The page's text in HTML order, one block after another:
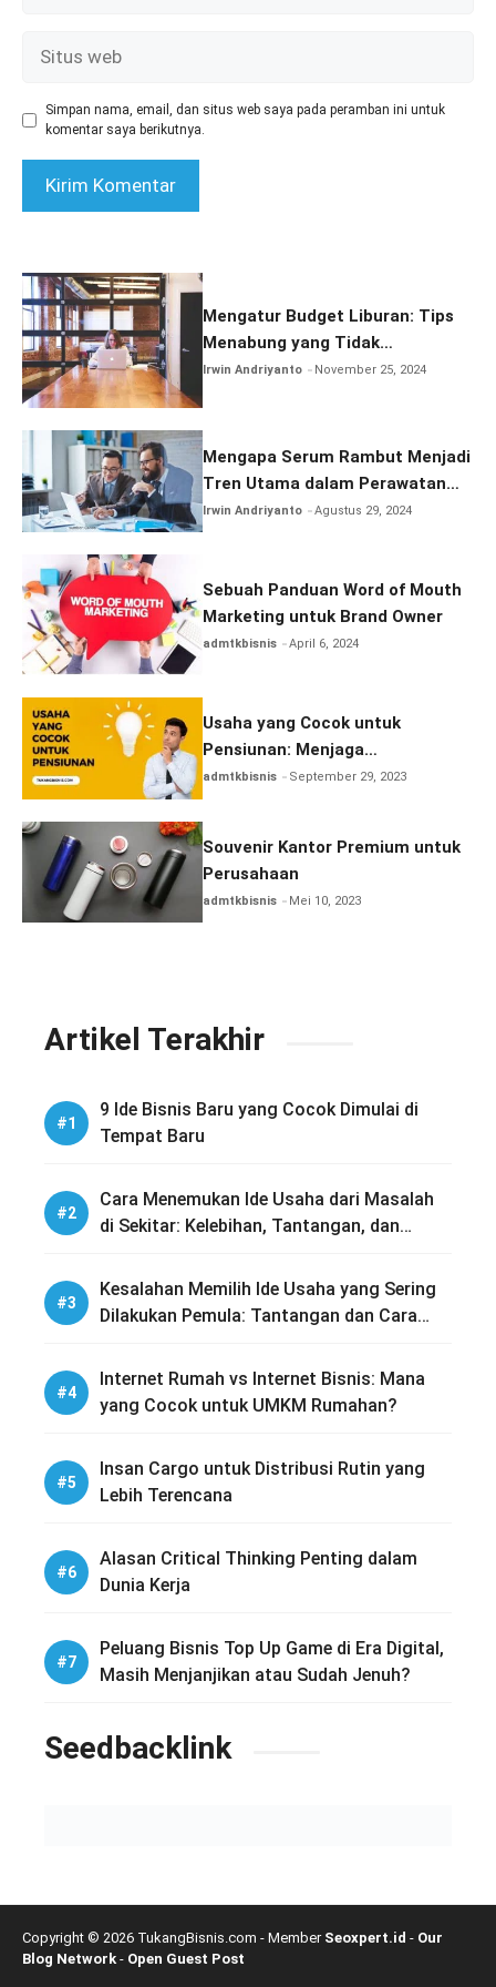
Simpan nama, email, dan situs web saya pada peramban ini untuk
komentar saya berikutnya.
Mengatur Budget Liburan: Tips
Menabung yang Tidak
Membebani Keuangan Anda
Irwin Andriyanto November 25, 2024
Mengapa Serum Rambut Menjadi
Tren Utama dalam Perawatan
Rambut Tahun Ini?
Irwin Andriyanto Agustus 29, 2024
Sebuah Panduan Word of Mouth
Marketing untuk Brand Owner
admtkbisnis April 6, 2024
Usaha yang Cocok untuk
Pensiunan: Menjaga
Produktivitas di Masa Pensiun
admtkbisnis September 29, 2023
Souvenir Kantor Premium untuk
Perusahaan
admtkbisnis Mei 10, 2023
Artikel Terakhir
9 Ide Bisnis Baru yang Cocok Dimulai di
Tempat Baru
Cara Menemukan Ide Usaha dari Masalah
di Sekitar: Kelebihan, Tantangan, dan
Kesalahan Memilih Ide Usaha yang Sering
Dilakukan Pemula: Tantangan dan Cara
Internet Rumah vs Internet Bisnis: Mana
yang Cocok untuk UMKM Rumahan?
Insan Cargo untuk Distribusi Rutin yang
Lebih Terencana
Alasan Critical Thinking Penting dalam
Dunia Kerja
Peluang Bisnis Top Up Game di Era Digital,
Masih Menjanjikan atau Sudah Jenuh?
Seedbacklink
Copyright © 2026 TukangBisnis.com - Member Seoxpert.id - Our
Blog Network - Open Guest Post